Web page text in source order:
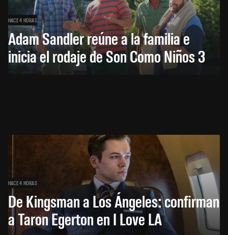
HACE 4 HORAS
Adam Sandler reúne a la familia e
inicia el rodaje de Son Como Niños 3
HACE 4 HORAS
De Kingsman a Los Ángeles: confirman
a Taron Egerton en I Love LA